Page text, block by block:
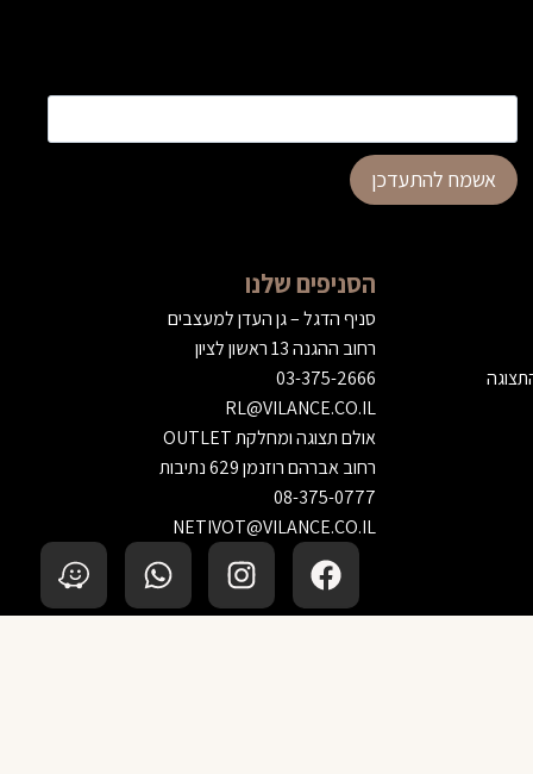
אשמח להתעדכן
הסניפים שלנו
סניף הדגל – גן העדן למעצבים
רחוב ההגנה 13 ראשון לציון
03-375-2666
RL@VILANCE.CO.IL
אולם תצוגה ומחלקת OUTLET
רחוב אברהם רוזנמן 629 נתיבות
08-375-0777
NETIVOT@VILANCE.CO.IL